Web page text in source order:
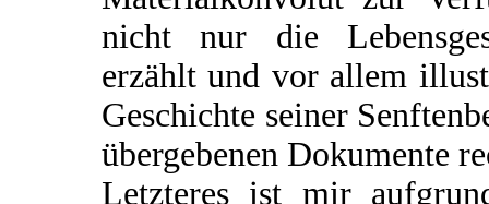
nicht nur die
erzählt und vor allem
Geschichte seiner
übergebenen Dokumente
Letzteres ist mir